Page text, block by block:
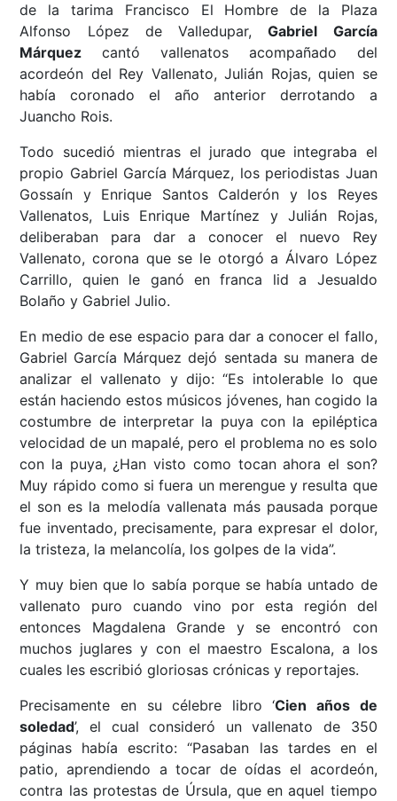
de la tarima Francisco El Hombre de la Plaza
Alfonso López de Valledupar,Gabriel García
Márquez cantó vallenatos acompañado del
acordeón del Rey Vallenato, Julián Rojas, quien se
había coronado el año anterior derrotando a
Juancho Rois.
Todo sucedió mientras el jurado que integraba el
propio Gabriel García Márquez, los periodistas Juan
Gossaín y Enrique Santos Calderón y los Reyes
Vallenatos, Luis Enrique Martínez y Julián Rojas,
deliberaban para dar a conocer el nuevo Rey
Vallenato, corona que se le otorgó a Álvaro López
Carrillo, quien le ganó en franca lid a Jesualdo
Bolaño y Gabriel Julio.
En medio de ese espacio para dar a conocer el fallo,
Gabriel García Márquez dejó sentada su manera de
analizar el vallenato y dijo: “Es intolerable lo que
están haciendo estos músicos jóvenes, han cogido la
costumbre de interpretar la puya con la epiléptica
velocidad de un mapalé, pero el problema no es solo
con la puya, ¿Han visto como tocan ahora el son?
Muy rápido como si fuera un merengue y resulta que
el son es la melodía vallenata más pausada porque
fue inventado, precisamente, para expresar el dolor,
la tristeza, la melancolía, los golpes de la vida”.
Y muy bien que lo sabía porque se había untado de
vallenato puro cuando vino por esta región del
entonces Magdalena Grande y se encontró con
muchos juglares y con el maestro Escalona, a los
cuales les escribió gloriosas crónicas y reportajes.
Precisamente en su célebre libro ‘Cien años de
soledad’, el cual consideró un vallenato de 350
páginas había escrito: “Pasaban las tardes en el
patio, aprendiendo a tocar de oídas el acordeón,
contra las protestas de Úrsula, que en aquel tiempo